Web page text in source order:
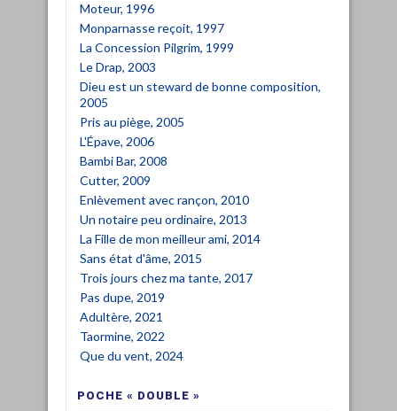
Moteur, 1996
Monparnasse reçoit, 1997
La Concession Pilgrim, 1999
Le Drap, 2003
Dieu est un steward de bonne composition,
2005
Pris au piège, 2005
L'Épave, 2006
Bambi Bar, 2008
Cutter, 2009
Enlèvement avec rançon, 2010
Un notaire peu ordinaire, 2013
La Fille de mon meilleur ami, 2014
Sans état d'âme, 2015
Trois jours chez ma tante, 2017
Pas dupe, 2019
Adultère, 2021
Taormine, 2022
Que du vent, 2024
POCHE « DOUBLE »